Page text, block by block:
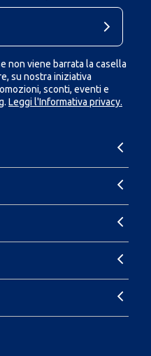
non viene barrata la casella
su nostra iniziativa
sconti, eventi e
Leggi l'Informativa privacy.